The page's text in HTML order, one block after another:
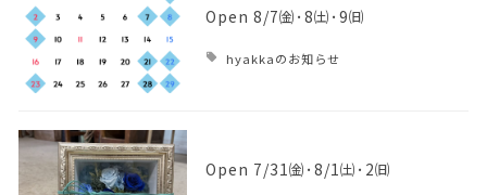
Open 8/7㈮･8㈯･9㈰
hyakkaのお知らせ
Open 7/31㈮･8/1㈯･2㈰